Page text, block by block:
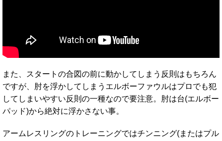
また、スタートの合図の前に動かしてしまう反則はもちろん
ですが、肘を浮かしてしまうエルボーファウルはプロでも犯
してしまいやすい反則の一種なので要注意。肘は台(エルボー
パッド)から絶対に浮かさない事。
アームレスリングのトレーニングではチンニング(またはプル